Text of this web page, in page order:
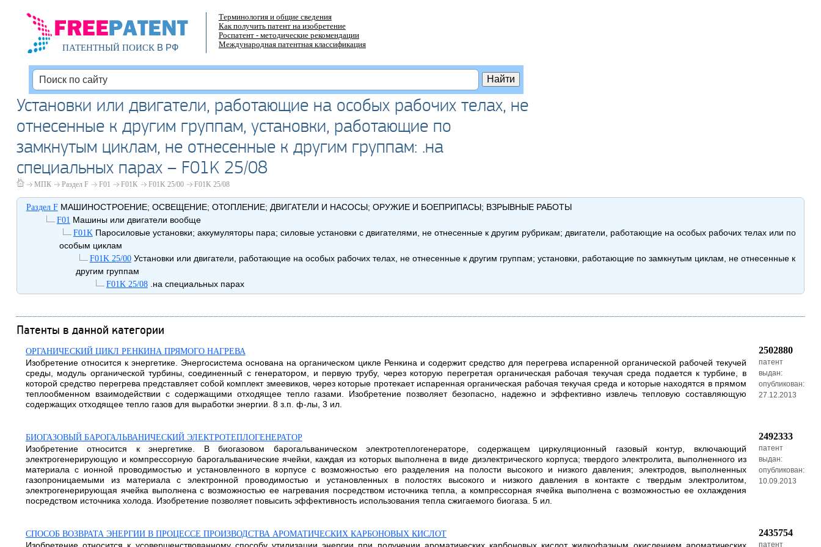
ПАТЕНТНЫЙ ПОИСКВ РФ
Терминология и общие сведения
Как получить патент на изобретение
Роспатент - методические рекомендации
Международная патентная классификация
Установки или двигатели, работающие на особых рабочих телах, не
отнесенные к другим группам, установки, работающие по
замкнутым циклам, не отнесенные к другим группам: .на
специальных парах – F01K 25/08
МПК Раздел F F01 F01K F01K 25/00 F01K 25/08
Раздел FМАШИНОСТРОЕНИЕ; ОСВЕЩЕНИЕ; ОТОПЛЕНИЕ; ДВИГАТЕЛИ И НАСОСЫ; ОРУЖИЕ И БОЕПРИПАСЫ; ВЗРЫВНЫЕ РАБОТЫ
F01 Машины или двигатели вообще
F01K Паросиловые установки; аккумуляторы пара; силовые установки с двигателями, не отнесенные к другим рубрикам; двигатели, работающие на особых рабочих телах или по
особым циклам
F01K 25/00Установки или двигатели, работающие на особых рабочих телах, не отнесенные к другим группам; установки, работающие по замкнутым циклам, не отнесенные к
другим группам
F01K 25/08.на специальных парах
Патенты в данной категории
ОРГАНИЧЕСКИЙ ЦИКЛ РЕНКИНА ПРЯМОГО НАГРЕВА
Изобретение относится к энергетике. Энергосистема основана на органическом цикле Ренкина и содержит средство для перегрева испаренной органической рабочей текучей
среды, модуль органической турбины, соединенный с генератором, и первую трубу, через которую перегретая органическая рабочая текучая среда подается к турбине, в
которой средство перегрева представляет собой комплект змеевиков, через которые протекает испаренная органическая рабочая текучая среда и которые находятся в прямом
теплообменном взаимодействии с содержащими отходящее тепло газами. Изобретение позволяет безопасно, надежно и эффективно извлечь тепловую составляющую
содержащих отходящее тепло газов для выработки энергии. 8 з.п. ф-лы, 3 ил.
2502880
патент
выдан:
опубликован:
27.12.2013
БИОГАЗОВЫЙ БАРОГАЛЬВАНИЧЕСКИЙ ЭЛЕКТРОТЕПЛОГЕНЕРАТОР
Изобретение относится к энергетике. В биогазовом барогальваническом электротеплогенераторе, содержащем циркуляционный газовый контур, включающий
электрогенерирующую и компрессорную барогальванические ячейки, каждая из которых выполнена в виде диэлектрического корпуса; твердого электролита, выполненного из
материала с ионной проводимостью и установленного в корпусе с возможностью его разделения на полости высокого и низкого давления; электродов, выполненных
газопроницаемыми из материала с электронной проводимостью и установленных в полостях высокого и низкого давления в контакте с твердым электролитом,
электрогенерирующая ячейка выполнена с возможностью ее нагревания посредством источника тепла, а компрессорная ячейка выполнена с возможностью ее охлаждения
посредством источника холода. Изобретение позволяет повысить эффективность использования тепла сжигаемого биогаза. 5 ил.
2492333
патент
выдан:
опубликован:
10.09.2013
СПОСОБ ВОЗВРАТА ЭНЕРГИИ В ПРОЦЕССЕ ПРОИЗВОДСТВА АРОМАТИЧЕСКИХ КАРБОНОВЫХ КИСЛОТ 2435754
патент